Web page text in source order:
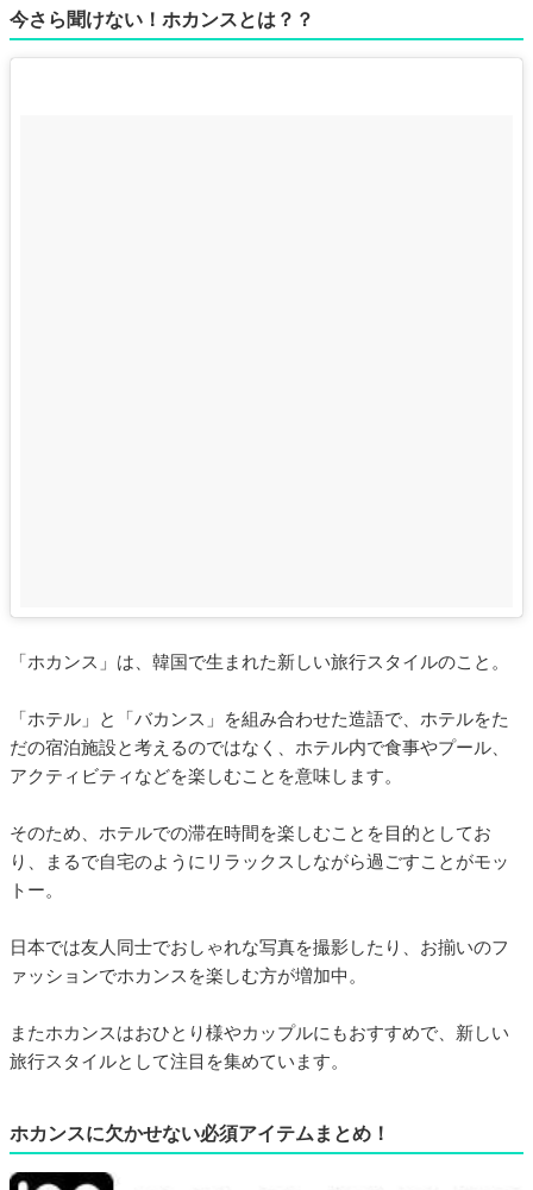
今さら聞けない！ホカンスとは？？
「ホカンス」は、韓国で生まれた新しい旅行スタイルのこと。
「ホテル」と「バカンス」を組み合わせた造語で、ホテルをた
だの宿泊施設と考えるのではなく、ホテル内で食事やプール、
アクティビティなどを楽しむことを意味します。
そのため、ホテルでの滞在時間を楽しむことを目的としてお
り、まるで自宅のようにリラックスしながら過ごすことがモッ
トー。
日本では友人同士でおしゃれな写真を撮影したり、お揃いのフ
ァッションでホカンスを楽しむ方が増加中。
またホカンスはおひとり様やカップルにもおすすめで、新しい
旅行スタイルとして注目を集めています。
ホカンスに欠かせない必須アイテムまとめ！